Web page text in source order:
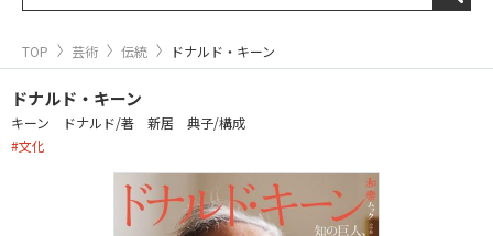
TOP 芸術 伝統 ドナルド・キーン
ドナルド・キーン
キーン ドナルド/著 新居 典子/構成
#文化